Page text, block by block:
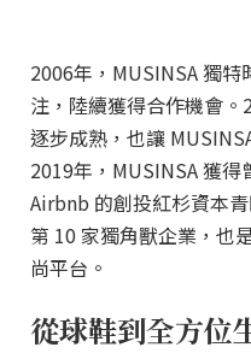
2006年，MUSINSA 獨
注，陸續獲得合作機會
逐步成熟，也讓
2019年，MUSINSA 獲
Airbnb 的創投紅杉資本
第 10 家獨角獸企業，也
尚平台。
從球鞋到全方位